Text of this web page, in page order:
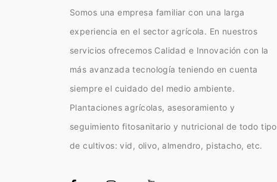
Somos una empresa familiar con una larga
experiencia en el sector agrícola. En nuestros
servicios ofrecemos Calidad e Innovación con la
más avanzada tecnología teniendo en cuenta
siempre el cuidado del medio ambiente.
Plantaciones agrícolas, asesoramiento y
seguimiento fitosanitario y nutricional de todo tipo
de cultivos: vid, olivo, almendro, pistacho, etc.